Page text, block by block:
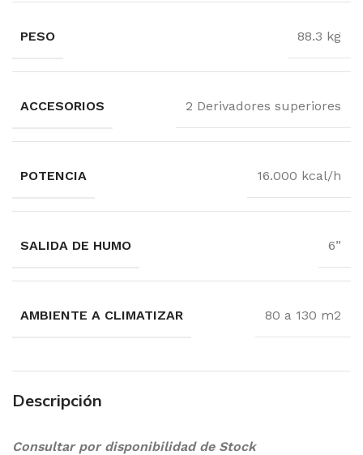
PESO 88.3 kg
ACCESORIOS 2 Derivadores superiores
POTENCIA 16.000 kcal/h
SALIDA DE HUMO 6”
AMBIENTE A CLIMATIZAR 80 a 130 m2
Descripción
Consultar por disponibilidad de Stock